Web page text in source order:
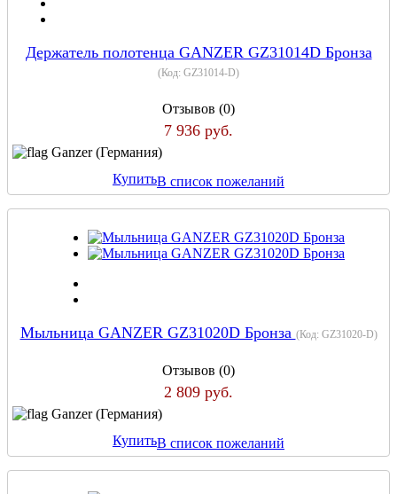
Держатель полотенца GANZER GZ31014D Бронза
(Код: GZ31014-D)
Отзывов (0)
7 936 руб.
Ganzer (Германия)
КупитьВ список пожеланий
Мыльница GANZER GZ31020D Бронза (Код: GZ31020-D)
Отзывов (0)
2 809 руб.
Ganzer (Германия)
КупитьВ список пожеланий